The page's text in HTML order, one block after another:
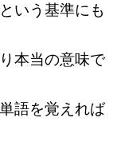
いう基準にも
本当の意味で
語を覚えれば